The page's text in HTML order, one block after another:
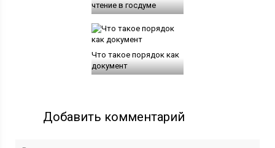
чтение в госдуме
Что такое порядок как
документ
Добавить комментарий